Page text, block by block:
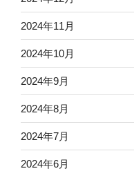
2024年11月
2024年10月
2024年9月
2024年8月
2024年7月
2024年6月